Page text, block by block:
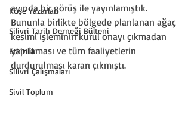
Köşe Yazarları
Silivri Tarih Derneği Bülteni
Etkinlik
Silivri Çalışmaları
Sivil Toplum
ayında bir görüş ile yayınlamıştık.
Bununla birlikte bölgede planlanan ağaç
kesimi işleminin kurul onayı çıkmadan
yapılaması ve tüm faaliyetlerin
durdurulması kararı çıkmıştı.